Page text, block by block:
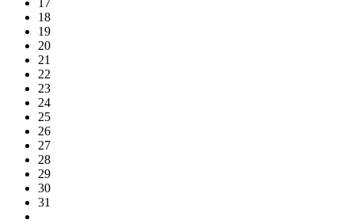
18
19
20
21
22
23
24
25
26
27
28
29
30
31